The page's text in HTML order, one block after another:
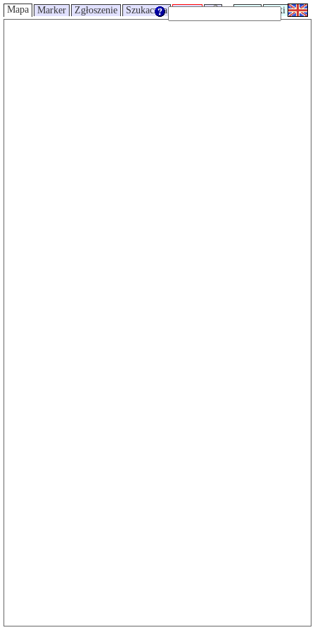
Mapa Marker Zgłoszenie Szukaczka Trasy UMP Wiki